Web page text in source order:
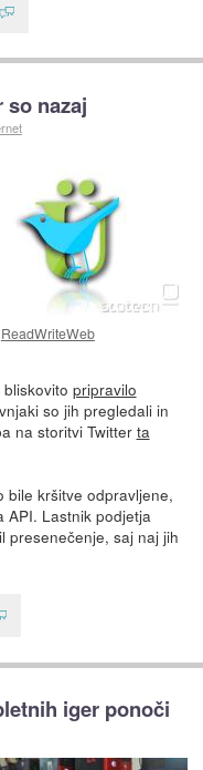
so nazaj
ReadWriteWeb
pripravilo
so jih pregledali in
na storitvi Twitter ta
bile kršitve odpravljene,
API. Lastnik podjetja
presenečenje, saj naj jih
iger ponoči